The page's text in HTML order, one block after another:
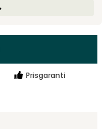
Prisgaranti